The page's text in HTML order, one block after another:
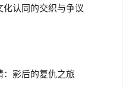
认同的交织与争议
：影后的复仇之旅